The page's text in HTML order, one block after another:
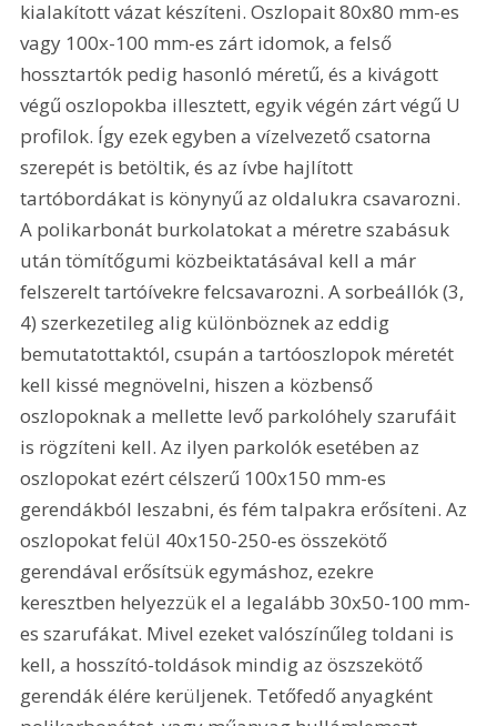
kialakított vázat készíteni. Oszlopait 80x80 mm-es
vagy 100x-100 mm-es zárt idomok, a felső
hossztartók pedig hasonló méretű, és a kivágott
végű oszlopokba illesztett, egyik végén zárt végű U
profilok. Így ezek egyben a vízelvezető csatorna
szerepét is betöltik, és az ívbe hajlított
tartóbordákat is könynyű az oldalukra csavarozni.
A polikarbonát burkolatokat a méretre szabásuk
után tömítőgumi közbeiktatásával kell a már
felszerelt tartóívekre felcsavarozni. A sorbeállók (3,
4) szerkezetileg alig különböznek az eddig
bemutatottaktól, csupán a tartóoszlopok méretét
kell kissé megnövelni, hiszen a közbenső
oszlopoknak a mellette levő parkolóhely szarufáit
is rögzíteni kell. Az ilyen parkolók esetében az
oszlopokat ezért célszerű 100x150 mm-es
gerendákból leszabni, és fém talpakra erősíteni. Az
oszlopokat felül 40x150-250-es összekötő
gerendával erősítsük egymáshoz, ezekre
keresztben helyezzük el a legalább 30x50-100 mm-
es szarufákat. Mivel ezeket valószínűleg toldani is
kell, a hosszító-toldások mindig az öszszekötő
gerendák élére kerüljenek. Tetőfedő anyagként